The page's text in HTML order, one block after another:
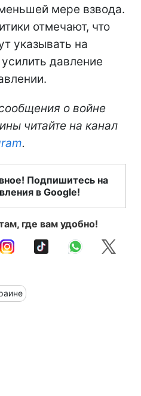
мере взвода.
отмечают, что
указывать на
давление
о войне
читайте на канал
.
Подпишитесь на
в Google!
где вам удобно!